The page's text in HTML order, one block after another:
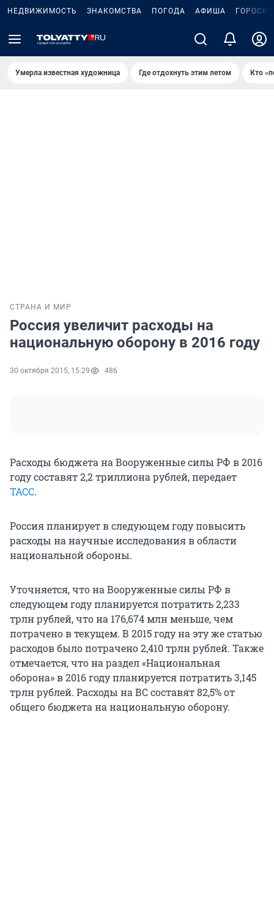
НЕДВИЖИМОСТЬ ЗНАКОМСТВА ПОГОДА АФИША
Умерла известная художница Где отдохнуть этим летом Кто
СТРАНА И МИР
Россия увеличит расходы на
национальную оборону в 2016 году
30 октября 2015, 15:29 486
Расходы бюджета на Вооруженные силы РФ в 2016
году составят 2,2 триллиона рублей, передает
ТАСС.
Россия планирует в следующем году повысить
расходы на научные исследования в области
национальной обороны.
Уточняется, что на Вооруженные силы РФ в
следующем году планируется потратить 2,233
трлн рублей, что на 176,674 млн меньше, чем
потрачено в текущем. В 2015 году на эту же статью
расходов было потрачено 2,410 трлн рублей. Также
отмечается, что на раздел «Национальная
оборона» в 2016 году планируется потратить 3,145
трлн рублей. Расходы на ВС составят 82,5% от
общего бюджета на национальную оборону.